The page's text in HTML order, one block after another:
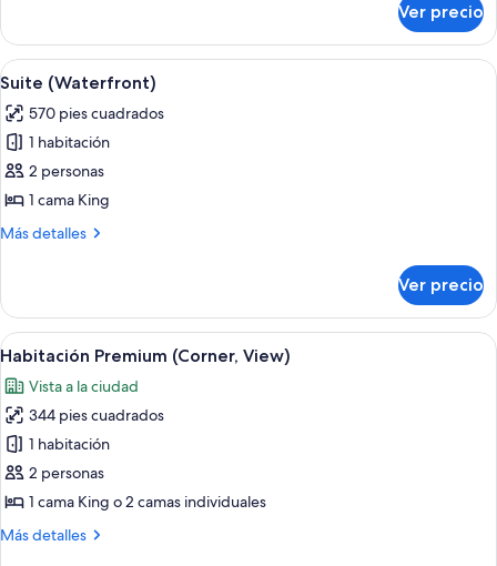
View)
superior
(Waterfront
with
Ver precio
Abrir
todas
las
fotos
de
Suite
(Waterfront)
Suite (Waterfront) | Minibar, caja de
12
Suite (Waterfront)
570 pies cuadrados
1 habitación
2 personas
1 cama King
Más detalles
Más
(Waterfront)
Ver precio
Abrir
todas
las
fotos
de
Habitación
Premium
View)
Habitación Premium (Corner, View)
13
Habitación Premium (Corner, View)
Vista a la ciudad
344 pies cuadrados
1 habitación
2 personas
1 cama King o 2 camas individuales
Más detalles
Más